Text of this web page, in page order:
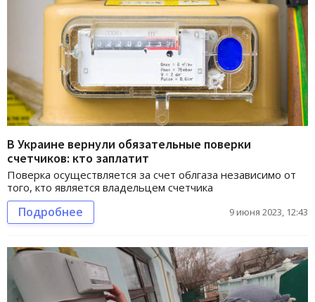
В Украине вернули обязательные поверки
счетчиков: кто заплатит
Поверка осуществляется за счет облгаза независимо от
того, кто является владельцем счетчика
Подробнее 9 июня 2023, 12:43